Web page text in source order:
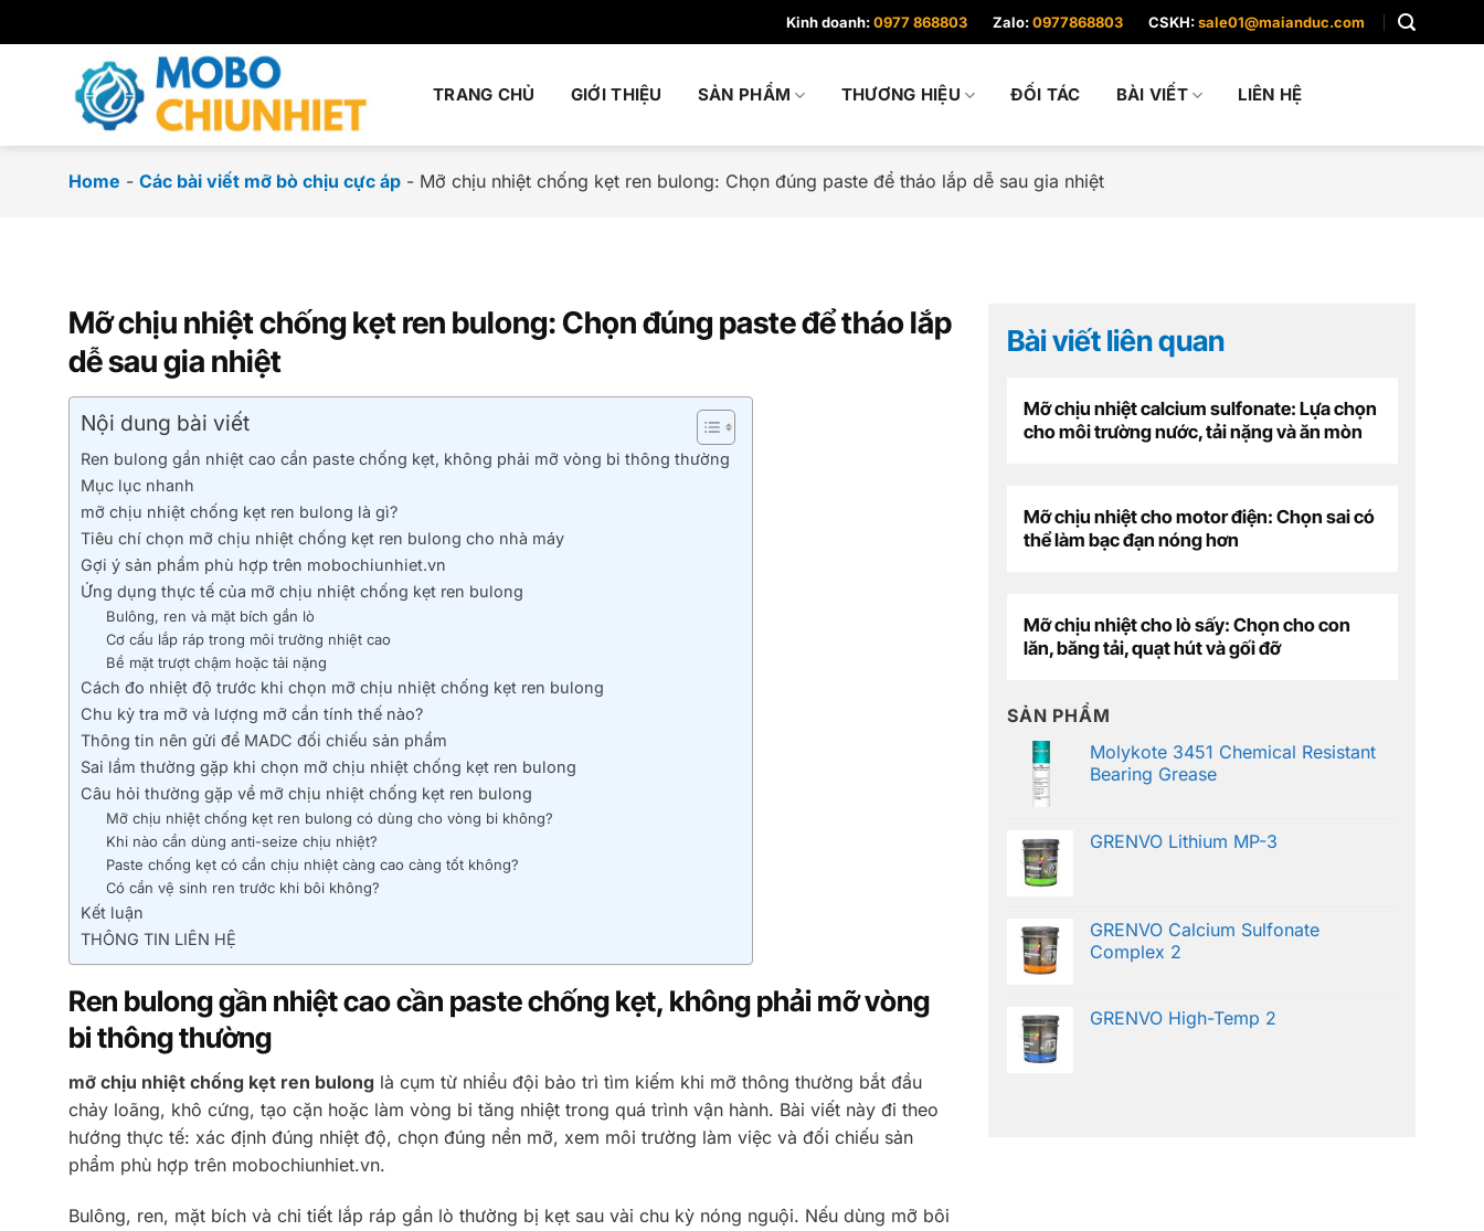
đến
Kinh doanh:0977 868803 Zalo:0977868803 CSKH:sale01@maianduc.com
TRANG CHỦ GIỚI THIỆU SẢN PHẨM THƯƠNG HIỆU ĐỐI TÁC BÀI VIẾT LIÊN HỆ
Home - Các bài viết mỡ bò chịu cực áp - Mỡ chịu nhiệt chống kẹt ren bulong: Chọn đúng paste để tháo lắp dễ sau gia nhiệt
Mỡ chịu nhiệt chống kẹt ren bulong: Chọn đúng paste để tháo lắp
dễ sau gia nhiệt
Nội dung bài viết
Ren bulong gần nhiệt cao cần paste chống kẹt, không phải mỡ vòng bi thông thường
Mục lục nhanh
mỡ chịu nhiệt chống kẹt ren bulong là gì?
Tiêu chí chọn mỡ chịu nhiệt chống kẹt ren bulong cho nhà máy
Gợi ý sản phẩm phù hợp trên mobochiunhiet.vn
Ứng dụng thực tế của mỡ chịu nhiệt chống kẹt ren bulong
Bulông, ren và mặt bích gần lò
Cơ cấu lắp ráp trong môi trường nhiệt cao
Bề mặt trượt chậm hoặc tải nặng
Cách đo nhiệt độ trước khi chọn mỡ chịu nhiệt chống kẹt ren bulong
Chu kỳ tra mỡ và lượng mỡ cần tính thế nào?
Thông tin nên gửi để MADC đối chiếu sản phẩm
Sai lầm thường gặp khi chọn mỡ chịu nhiệt chống kẹt ren bulong
Câu hỏi thường gặp về mỡ chịu nhiệt chống kẹt ren bulong
Mỡ chịu nhiệt chống kẹt ren bulong có dùng cho vòng bi không?
Khi nào cần dùng anti-seize chịu nhiệt?
Paste chống kẹt có cần chịu nhiệt càng cao càng tốt không?
Có cần vệ sinh ren trước khi bôi không?
Kết luận
THÔNG TIN LIÊN HỆ
Ren bulong gần nhiệt cao cần paste chống kẹt, không phải mỡ vòng
bi thông thường
mỡ chịu nhiệt chống kẹt ren bulong là cụm từ nhiều đội bảo trì tìm kiếm khi mỡ thông thường bắt đầu
chảy loãng, khô cứng, tạo cặn hoặc làm vòng bi tăng nhiệt trong quá trình vận hành. Bài viết này đi theo
hướng thực tế: xác định đúng nhiệt độ, chọn đúng nền mỡ, xem môi trường làm việc và đối chiếu sản
phẩm phù hợp trên mobochiunhiet.vn.
Bulông, ren, mặt bích và chi tiết lắp ráp gần lò thường bị kẹt sau vài chu kỳ nóng nguội. Nếu dùng mỡ bôi
Bài viết liên quan
Mỡ chịu nhiệt calcium sulfonate: Lựa chọn
cho môi trường nước, tải nặng và ăn mòn
Mỡ chịu nhiệt cho motor điện: Chọn sai có
thể làm bạc đạn nóng hơn
Mỡ chịu nhiệt cho lò sấy: Chọn cho con
lăn, băng tải, quạt hút và gối đỡ
SẢN PHẨM
Molykote 3451 Chemical Resistant
Bearing Grease
GRENVO Lithium MP-3
GRENVO Calcium Sulfonate
Complex 2
GRENVO High-Temp 2